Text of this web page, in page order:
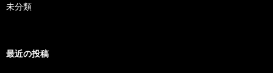
未分類
最近の投稿